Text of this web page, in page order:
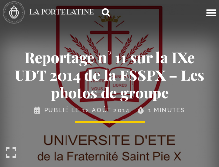
Reportage n° 11 sur la IXe
UDT 2014 de la FSSPX – Les
photos de groupe
PUBLIÉ LE12 AOÛT 2014 1 MINUTES